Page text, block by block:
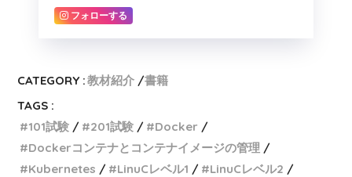
フォローする
CATEGORY :教材紹介
書籍
TAGS :
101試験
201試験
Docker
Dockerコンテナとコンテナイメージの管理
Kubernetes
LinuCレベル1
LinuCレベル2